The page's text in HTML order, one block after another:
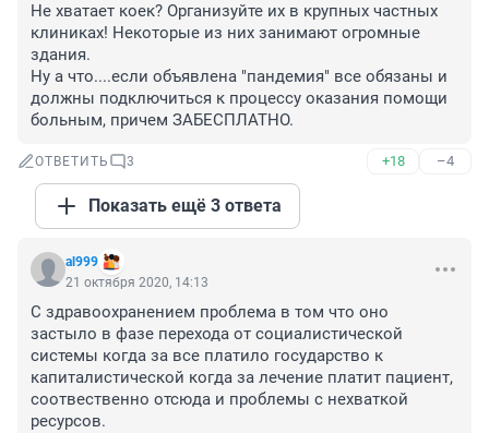
Не хватает коек? Организуйте их в крупных частных
клиниках! Некоторые из них занимают огромные
здания.
Ну а что....если объявлена "пандемия" все обязаны и
должны подключиться к процессу оказания помощи
больным, причем ЗАБЕСПЛАТНО.
ОТВЕТИТЬ 3 +18 –4
Показать ещё 3 ответа
al999
21 октября 2020, 14:13
С здравоохранением проблема в том что оно
застыло в фазе перехода от социалистической
системы когда за все платило государство к
капиталистической когда за лечение платит пациент,
соотвественно отсюда и проблемы с нехваткой
ресурсов.